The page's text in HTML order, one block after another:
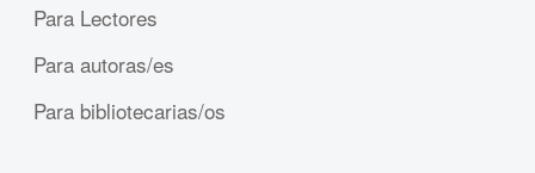
Para Lectores
Para autoras/es
Para bibliotecarias/os